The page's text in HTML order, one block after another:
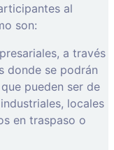
al
son:
a través
donde se podrán
pueden ser de
locales
en traspaso o